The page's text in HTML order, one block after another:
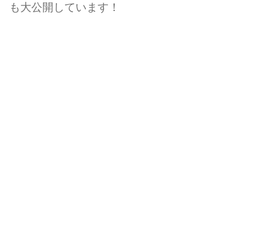
も大公開しています！